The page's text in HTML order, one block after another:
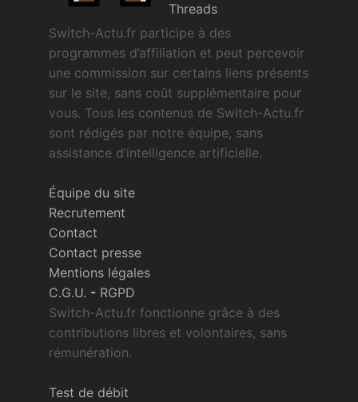
Threads
Switch-Actu.fr participe à des
programmes d’affiliation et peut percevoir
une commission sur certains liens présents
sur le site, sans coût supplémentaire pour
vous. Tous les contenus de Switch-Actu.fr
sont rédigés par notre équipe, sans
assistance d’intelligence artificielle.
Équipe du site
Recrutement
Contact
Contact presse
Mentions légales
C.G.U. - RGPD
Switch-Actu.fr fonctionne grâce à des
contributions libres et volontaires, sans
rémunération.
Test de débit